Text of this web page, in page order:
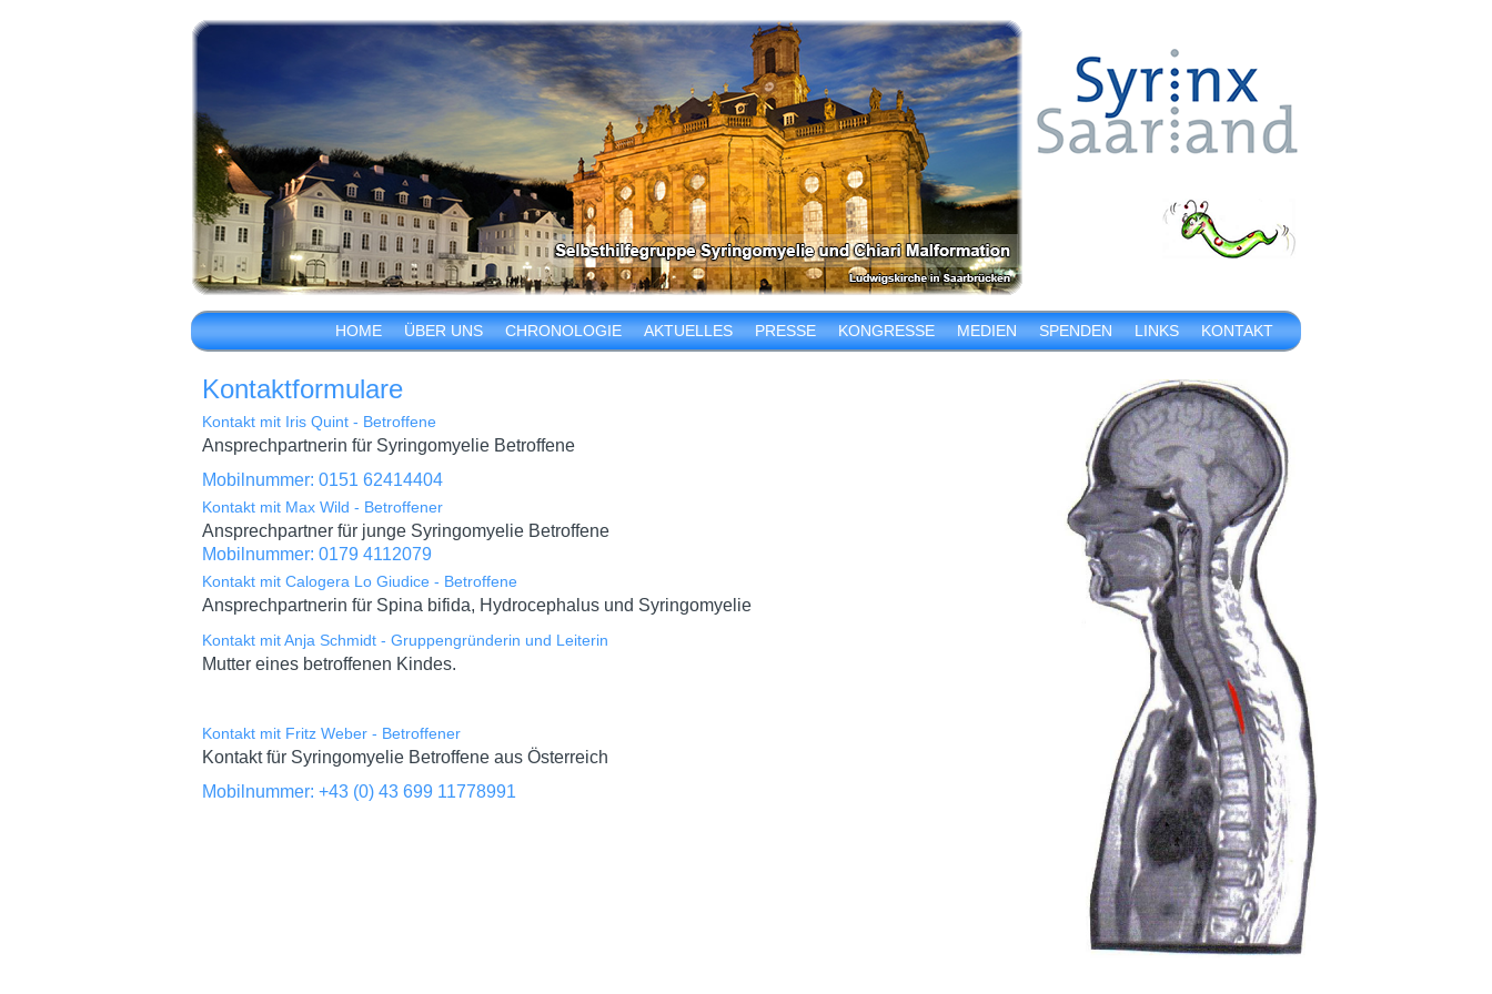
HOME ÜBER UNS CHRONOLOGIE AKTUELLES PRESSE KONGRESSE MEDIEN SPENDEN LINKS KONTAKT
Kontaktformulare
Kontakt mit Iris Quint - Betroffene
Ansprechpartnerin für Syringomyelie Betroffene
Mobilnummer: 0151 62414404
Kontakt mit Max Wild - Betroffener
Ansprechpartner für junge Syringomyelie Betroffene
Mobilnummer: 0179 4112079
Kontakt mit Calogera Lo Giudice - Betroffene
Ansprechpartnerin für Spina bifida, Hydrocephalus und Syringomyelie
Kontakt mit Anja Schmidt - Gruppengründerin und Leiterin
Mutter eines betroffenen Kindes.
Kontakt mit Fritz Weber - Betroffener
Kontakt für Syringomyelie Betroffene aus Österreich
Mobilnummer: +43 (0) 43 699 11778991